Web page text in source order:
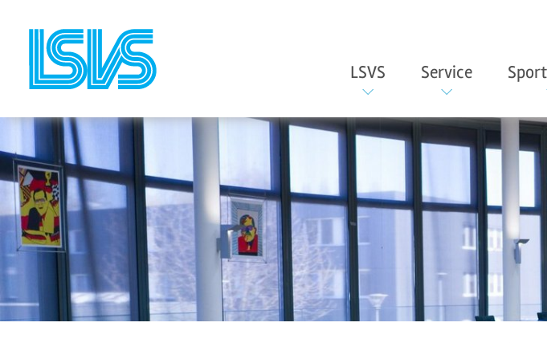
zum Inhalt
zur Suche
LSVS Service